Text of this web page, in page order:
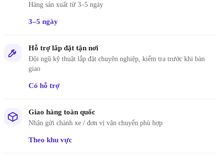
Hàng sản xuất từ 3–5 ngày
3–5 ngày
Hỗ trợ lắp đặt tận nơi
Đội ngũ kỹ thuật lắp đặt chuyên nghiệp, kiểm tra trước khi bàn
giao
Có hỗ trợ
Giao hàng toàn quốc
Nhận gửi chành xe / đơn vị vận chuyển phù hợp
Theo khu vực